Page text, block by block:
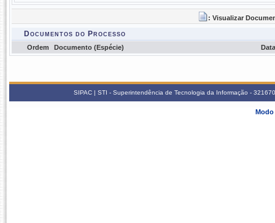
: Visualizar
Documentos do Processo
Ordem Documento (Espécie)
SIPAC | STI - Superintendência de Tecnologia da Informação -
Modo